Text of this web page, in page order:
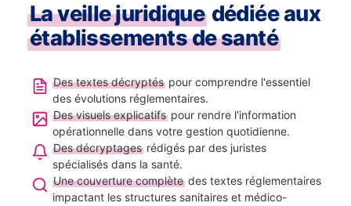
La veille juridique dédiée aux
établissements de santé
Des textes décryptéspour comprendre l'essentiel
des évolutions réglementaires.
Des visuels explicatifspour rendre l'information
opérationnelle dans votre gestion quotidienne.
Des décryptagesrédigés par des juristes
spécialisés dans la santé.
Une couverture complètedes textes réglementaires
impactant les structures sanitaires et médico-